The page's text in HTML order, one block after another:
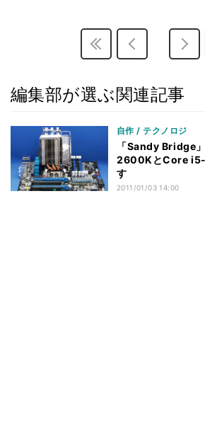
編集部が選ぶ関連記事
自作 / テクノロジ
「Sandy Bridge
2600KとCore
す
2011/01/03 14:00